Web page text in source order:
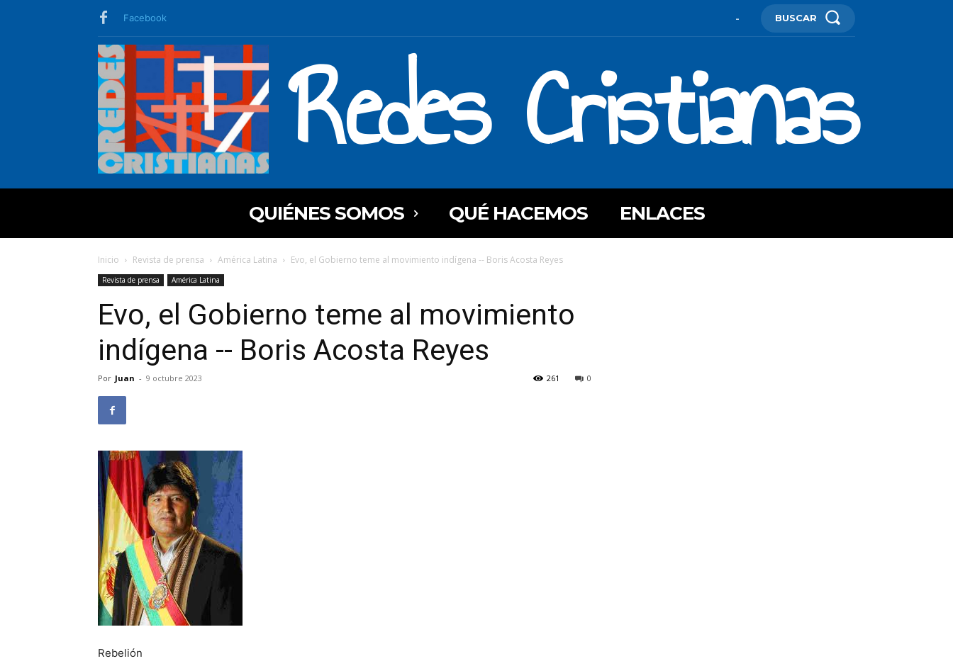
Facebook - BUSCAR
Redes Cristianas
QUIÉNES SOMOS QUÉ HACEMOS ENLACES
Inicio Revista de prensa América Latina Evo, el Gobierno teme al movimiento indígena -- Boris Acosta Reyes
Revista de prensa América Latina
Evo, el Gobierno teme al movimiento
indígena -- Boris Acosta Reyes
Por Juan - 9 octubre 2023 0
261
Rebelión